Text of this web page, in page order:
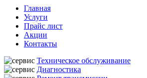
Главная
Услуги
Прайс лист
Акции
Контакты
Техническое обслуживание
Диагностика